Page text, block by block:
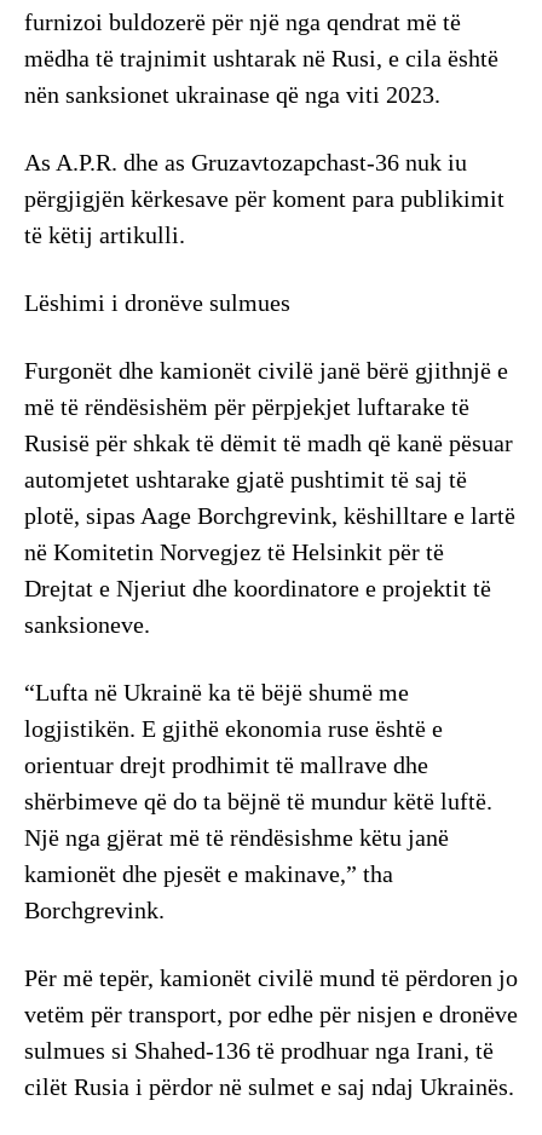
furnizoi buldozerë për një nga qendrat më të
mëdha të trajnimit ushtarak në Rusi, e cila është
nën sanksionet ukrainase që nga viti 2023.
As A.P.R. dhe as Gruzavtozapchast-36 nuk iu
përgjigjën kërkesave për koment para publikimit
të këtij artikulli.
Lëshimi i dronëve sulmues
Furgonët dhe kamionët civilë janë bërë gjithnjë e
më të rëndësishëm për përpjekjet luftarake të
Rusisë për shkak të dëmit të madh që kanë pësuar
automjetet ushtarake gjatë pushtimit të saj të
plotë, sipas Aage Borchgrevink, këshilltare e lartë
në Komitetin Norvegjez të Helsinkit për të
Drejtat e Njeriut dhe koordinatore e projektit të
sanksioneve.
“Lufta në Ukrainë ka të bëjë shumë me
logjistikën. E gjithë ekonomia ruse është e
orientuar drejt prodhimit të mallrave dhe
shërbimeve që do ta bëjnë të mundur këtë luftë.
Një nga gjërat më të rëndësishme këtu janë
kamionët dhe pjesët e makinave,” tha
Borchgrevink.
Për më tepër, kamionët civilë mund të përdoren jo
vetëm për transport, por edhe për nisjen e dronëve
sulmues si Shahed-136 të prodhuar nga Irani, të
cilët Rusia i përdor në sulmet e saj ndaj Ukrainës.